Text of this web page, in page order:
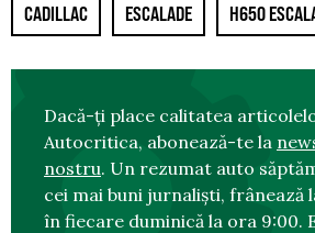
CADILLAC ESCALADE H650
Dacă-ți place calitatea
Autocritica, abonează-te la
nostru. Un rezumat auto
cei mai buni jurnaliști, frânează
în fiecare duminică la ora 9:00.